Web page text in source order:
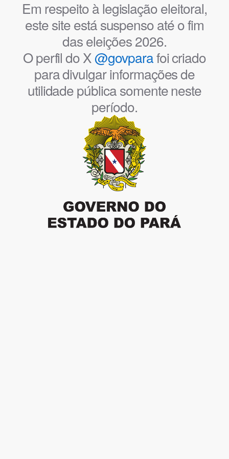
Em respeito à legislação eleitoral,
este site está suspenso até o fim
das eleições 2026.
O perfil do X@govparafoi criado
para divulgar informações de
utilidade pública somente neste
período.